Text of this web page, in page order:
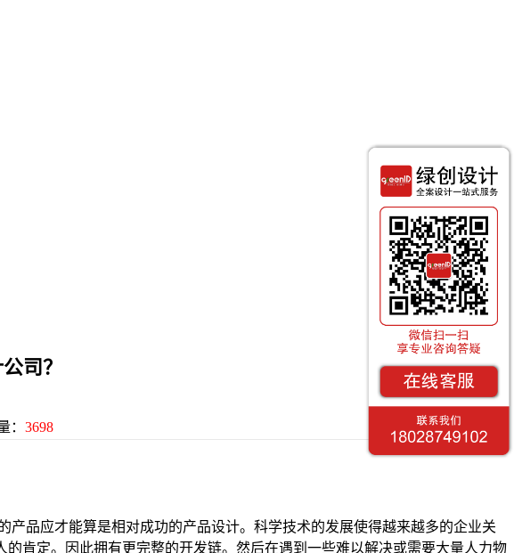
司？
： 3698
品应才能算是相对成功的产品设计。科学技术的发展使得越来越多的企业关
肯定。因此拥有更完整的开发链。然后在遇到一些难以解决或需要大量人力物